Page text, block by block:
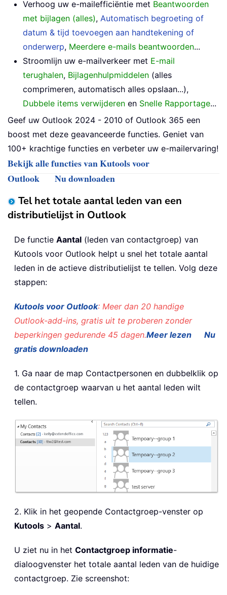
Verhoog uw e-mailefficiëntie met Beantwoorden
met bijlagen (alles), Automatisch begroeting of
datum & tijd toevoegen aan handtekening of
onderwerp, Meerdere e-mails beantwoorden...
Stroomlijn uw e-mailverkeer met E-mail
terughalen, Bijlagenhulpmiddelen (alles
comprimeren, automatisch alles opslaan...),
Dubbele items verwijderen en Snelle Rapportage...
Geef uw Outlook 2024 - 2010 of Outlook 365 een
boost met deze geavanceerde functies. Geniet van
100+ krachtige functies en verbeter uw e-mailervaring!
Bekijk alle functies van Kutools voor
Outlook
Nu downloaden
Tel het totale aantal leden van een
distributielijst in Outlook
De functie Aantal (leden van contactgroep) van
Kutools voor Outlook helpt u snel het totale aantal
leden in de actieve distributielijst te tellen. Volg deze
stappen:
Kutools voor Outlook: Meer dan 20 handige
Outlook-add-ins, gratis uit te proberen zonder
beperkingen gedurende 45 dagen.Meer lezen
Nu
gratis downloaden
1. Ga naar de map Contactpersonen en dubbelklik op
de contactgroep waarvan u het aantal leden wilt
tellen.
2. Klik in het geopende Contactgroep-venster op
Kutools > Aantal.
U ziet nu in het Contactgroep informatie-
dialoogvenster het totale aantal leden van de huidige
contactgroep. Zie screenshot: